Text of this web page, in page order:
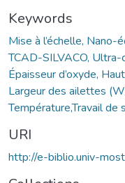
Keywords
Mise à l’échelle, Nano-
TCAD-SILVACO, Ultra-
Épaisseur d’oxyde,
Largeur des ailettes
Température,Travail de
URI
http://e-biblio.univ-